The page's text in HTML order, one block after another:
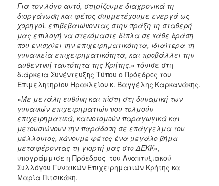
Για τον λόγο αυτό, στηρίζουμε διαχρονικά τη
διοργάνωση και φέτος συμμετέχουμε ενεργά ως
χορηγοί, επιβεβαιώνοντας στην πράξη τη σταθερή
μας επιλογή να στεκόμαστε δίπλα σε κάθε δράση
που ενισχύει την επιχειρηματικότητα, ιδιαίτερα τη
γυναικεία επιχειρηματικότητα, και προβάλλει την
αυθεντική ταυτότητα της Κρήτης.» τόνισε στη
διάρκεια Συνέντευξης Τύπου ο Πρόεδρος του
Επιμελητηρίου Ηρακλείου κ. Βαγγέλης Καρκανάκης.
«Με μεγάλη ευθύνη και πίστη στη δυναμική των
γυναικών επιχειρηματιών που τολμούν
επιχειρηματικά, καινοτομούν παραγωγικά και
μετουσιώνουν την παράδοση σε επάγγελμα του
μέλλοντος, κάνουμε φέτος ένα μεγάλο βήμα
μεταφέροντας τη γιορτή μας στο ΔΕΚΚ»,
υπογράμμισε η Πρόεδρος του Αναπτυξιακού
Συλλόγου Γυναικών Επιχειρηματιών Κρήτης κα
Μαρία Πιτσικάκη.